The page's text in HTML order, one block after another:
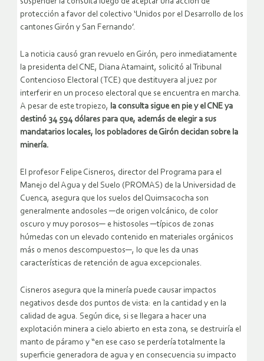
protección a favor del colectivo ‘Unidos por el Desarrollo de los
cantones Girón y San Fernando’.
La noticia causó gran revuelo en Girón, pero inmediatamente
la presidenta del CNE, Diana Atamaint, solicitó al Tribunal
Contencioso Electoral (TCE) que destituyera al juez por
interferir en un proceso electoral que se encuentra en marcha.
A pesar de este tropiezo, la consulta sigue en pie y el CNE ya
destinó 34 594 dólares para que, además de elegir a sus
mandatarios locales, los pobladores de Girón decidan sobre la
minería.
El profesor Felipe Cisneros, director del Programa para el
Manejo del Agua y del Suelo (PROMAS) de la Universidad de
Cuenca, asegura que los suelos del Quimsacocha son
generalmente andosoles ─de origen volcánico, de color
oscuro y muy porosos─ e histosoles ─típicos de zonas
húmedas con un elevado contenido en materiales orgánicos
más o menos descompuestos─, lo que les da unas
características de retención de agua excepcionales.
Cisneros asegura que la minería puede causar impactos
negativos desde dos puntos de vista: en la cantidad y en la
calidad de agua. Según dice, si se llegara a hacer una
explotación minera a cielo abierto en esta zona, se destruiría el
manto de páramo y “en ese caso se perdería totalmente la
superficie generadora de agua y en consecuencia su impacto